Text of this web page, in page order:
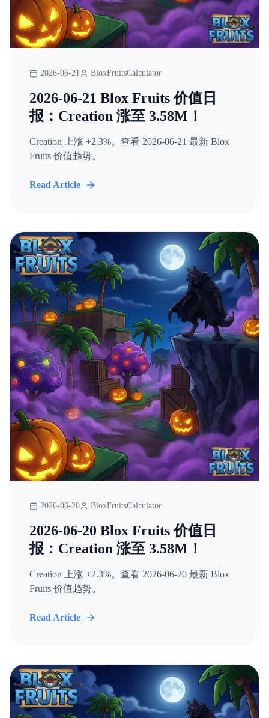
2026-06-21 BloxFruitsCalculator
2026-06-21 Blox Fruits 价值日
报：Creation 涨至 3.58M！
Creation 上涨 +2.3%。查看 2026-06-21 最新 Blox
Fruits 价值趋势。
Read Article
2026-06-20 BloxFruitsCalculator
2026-06-20 Blox Fruits 价值日
报：Creation 涨至 3.58M！
Creation 上涨 +2.3%。查看 2026-06-20 最新 Blox
Fruits 价值趋势。
Read Article